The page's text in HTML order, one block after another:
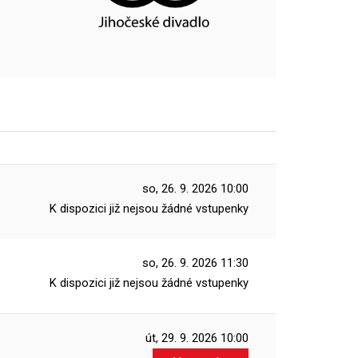
so, 26. 9. 2026 10:00
K dispozici již nejsou žádné vstupenky
so, 26. 9. 2026 11:30
K dispozici již nejsou žádné vstupenky
út, 29. 9. 2026 10:00